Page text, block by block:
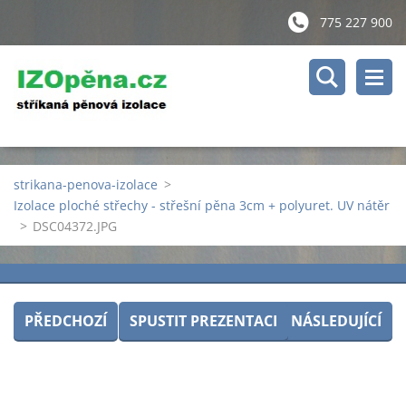
775 227 900
strikana-penova-izolace >
Izolace ploché střechy - střešní pěna 3cm + polyuret. UV nátěr
> DSC04372.JPG
PŘEDCHOZÍ SPUSTIT PREZENTACI NÁSLEDUJÍCÍ